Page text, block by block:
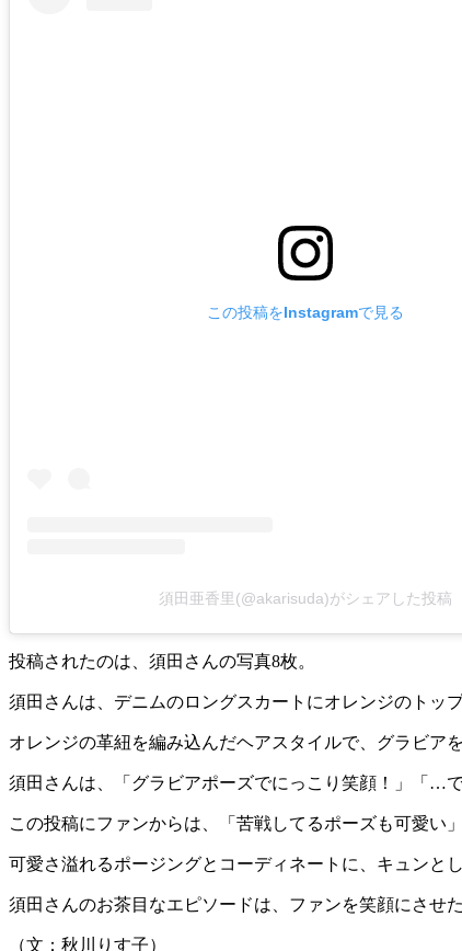
この投稿をInstagramで見る
須田亜香里(@akarisuda)がシェアした投稿
投稿されたのは、須田さんの写真8枚。
須田さんは、デニムのロングスカートにオレンジのトッ
オレンジの革紐を編み込んだヘアスタイルで、グラビア
須田さんは、「グラビアポーズでにっこり笑顔！」「…
この投稿にファンからは、「苦戦してるポーズも可愛い
可愛さ溢れるポージングとコーディネートに、キュンと
須田さんのお茶目なエピソードは、ファンを笑顔にさせ
（文：秋川りす子）